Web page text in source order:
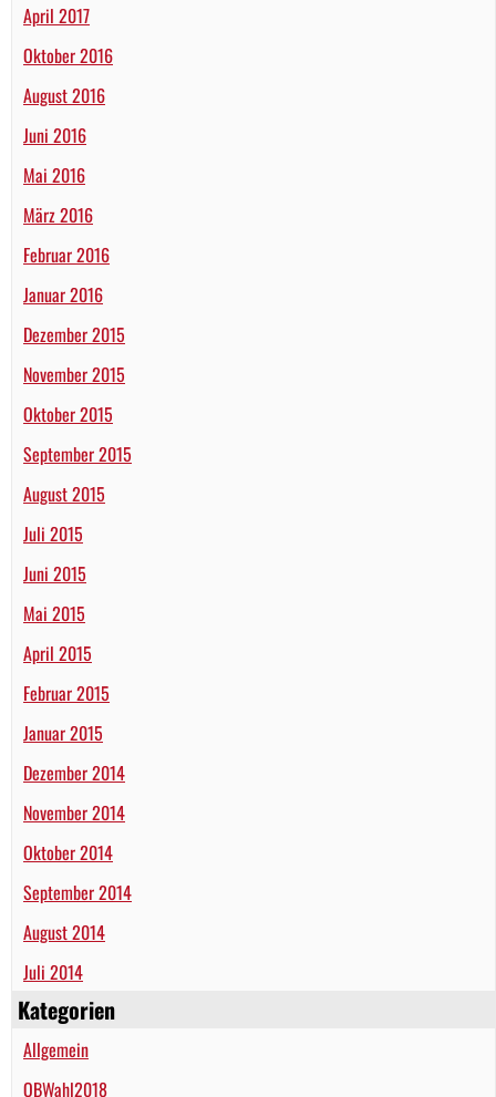
April 2017
Oktober 2016
August 2016
Juni 2016
Mai 2016
März 2016
Februar 2016
Januar 2016
Dezember 2015
November 2015
Oktober 2015
September 2015
August 2015
Juli 2015
Juni 2015
Mai 2015
April 2015
Februar 2015
Januar 2015
Dezember 2014
November 2014
Oktober 2014
September 2014
August 2014
Juli 2014
Kategorien
Allgemein
OBWahl2018